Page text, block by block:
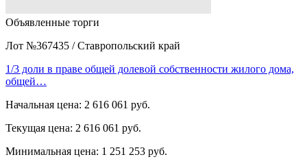
Объявленные торги
Лот №367435 / Ставропольский край
1/3 доли в праве общей долевой собственности жилого дома,
общей…
Начальная цена: 2 616 061 руб.
Текущая цена: 2 616 061 руб.
Минимальная цена: 1 251 253 руб.